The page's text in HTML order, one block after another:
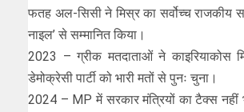
फतह अल-सिसी ने मिस्र का सर्वोच्च राजकीय
नाइल’ से सम्मानित किया।
2023 – ग्रीक मतदाताओं ने काइरियाकोस
डेमोक्रेसी पार्टी को भारी मतों से पुनः चुना।
2024 – MP में सरकार मंत्रियों का टैक्स नहीं